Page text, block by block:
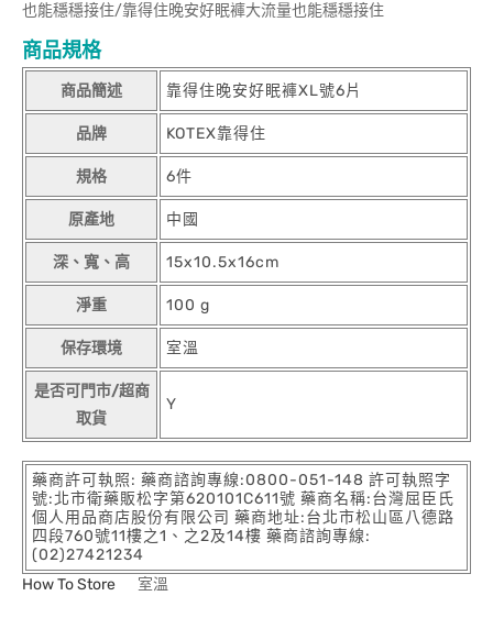
也能穩穩接住/靠得住晚安好眠褲大流量也能穩穩接住
商品規格
商品簡述 靠得住晚安好眠褲XL號6片
品牌 KOTEX靠得住
規格 6件
原產地 中國
深、寬、高 15x10.5x16cm
淨重 100 g
保存環境 室溫
是否可門市/超商
取貨
Y
藥商許可執照: 藥商諮詢專線:0800-051-148 許可執照字
號:北市衛藥販松字第620101C611號 藥商名稱:台灣屈臣氏
個人用品商店股份有限公司 藥商地址:台北市松山區八德路
四段760號11樓之1、之2及14樓 藥商諮詢專線:
(02)27421234
How To Store
室溫